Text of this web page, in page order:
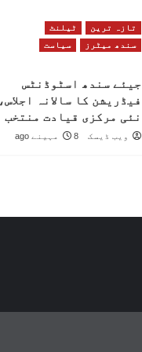
تازہ ترین
ٹیلنٹ
سندھ میٹرز
سیاست
جیئے سندھ اسٹوڈنٹس
فیڈریشن کا سالانہ اجلاس،
نئی مرکزی قیادت منتخب
ویب ڈیسک 8 مہینے ago